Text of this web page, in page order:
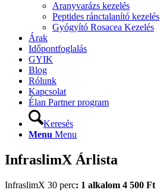
Aranyvarázs kezelés
Peptides ránctalanító kezelés
Gyógyító Rosacea Kezelés
Árak
Időpontfoglalás
GYIK
Blog
Rólunk
Kapcsolat
Élan Partner program
Keresés
Menu Menu
InfraslimX Árlista
InfraslimX 30 perc: 1 alkalom 4 500 Ft